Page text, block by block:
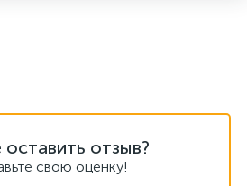
отзыв?
свою оценку!